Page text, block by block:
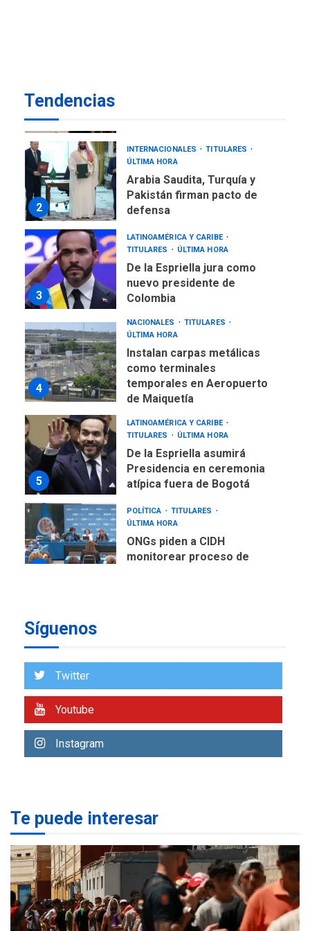
Tendencias
1
2
INTERNACIONALES
TITULARES
ÚLTIMA HORA
Arabia Saudita, Turquía y
Pakistán firman pacto de
defensa
3
LATINOAMÉRICA Y CARIBE
TITULARES
ÚLTIMA HORA
De la Espriella jura como
nuevo presidente de
Colombia
4
NACIONALES
TITULARES
ÚLTIMA HORA
Instalan carpas metálicas
como terminales
temporales en Aeropuerto
de Maiquetía
5
LATINOAMÉRICA Y CARIBE
TITULARES
ÚLTIMA HORA
De la Espriella asumirá
Presidencia en ceremonia
atípica fuera de Bogotá
POLÍTICA
TITULARES
ÚLTIMA HORA
ONGs piden a CIDH
monitorear proceso de
1
INTERNACIONALES
TITULARES
España impone controles
2
Pakistán firman pacto de
3
LATINOAMÉRICA Y CARIBE
TITULARES
ÚLTIMA HORA
De la Espriella jura como
nuevo presidente de
Colombia
Síguenos
Twitter
Youtube
Instagram
Te puede interesar